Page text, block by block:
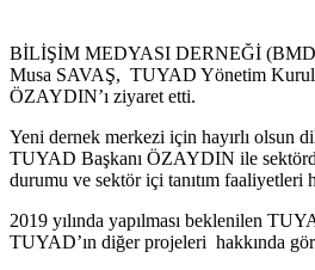
BİLİŞİM MEDYASI DERNEĞİ
Musa SAVAŞ, TUYAD Yönetim
ÖZAYDIN’ı ziyaret etti.
Yeni dernek merkezi için hayırlı olsun
TUYAD Başkanı ÖZAYDIN ile
durumu ve sektör içi tanıtım faaliyetleri
2019 yılında yapılması beklenilen
TUYAD’ın diğer projeleri hakkında